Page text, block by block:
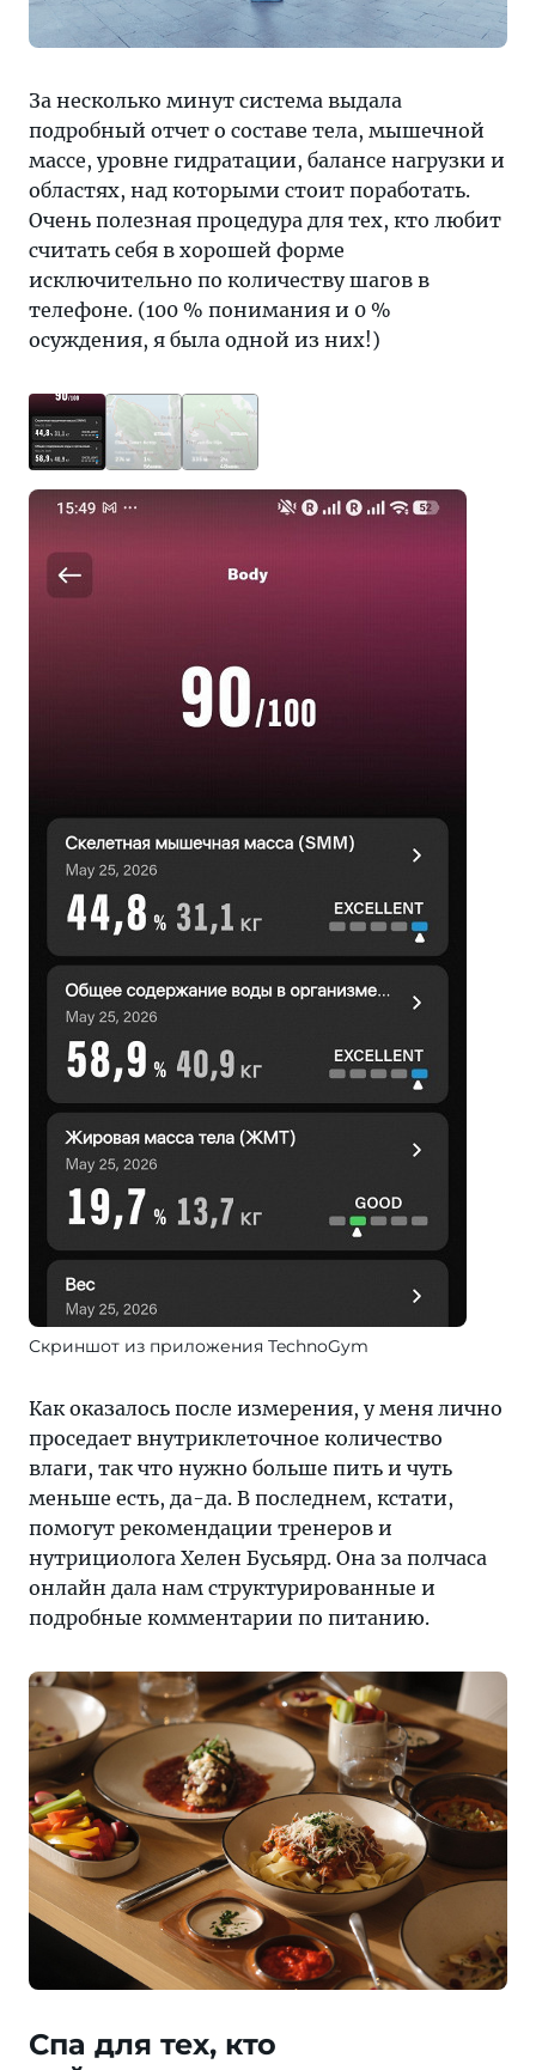
За несколько минут система выдала
подробный отчет о составе тела, мышечной
массе, уровне гидратации, балансе нагрузки и
областях, над которыми стоит поработать.
Очень полезная процедура для тех, кто любит
считать себя в хорошей форме
исключительно по количеству шагов в
телефоне. (100 % понимания и 0 %
осуждения, я была одной из них!)
Скриншот из приложения TechnoGym
Как оказалось после измерения, у меня лично
проседает внутриклеточное количество
влаги, так что нужно больше пить и чуть
меньше есть, да-да. В последнем, кстати,
помогут рекомендации тренеров и
нутрициолога Хелен Бусьярд. Она за полчаса
онлайн дала нам структурированные и
подробные комментарии по питанию.
Спа для тех, кто